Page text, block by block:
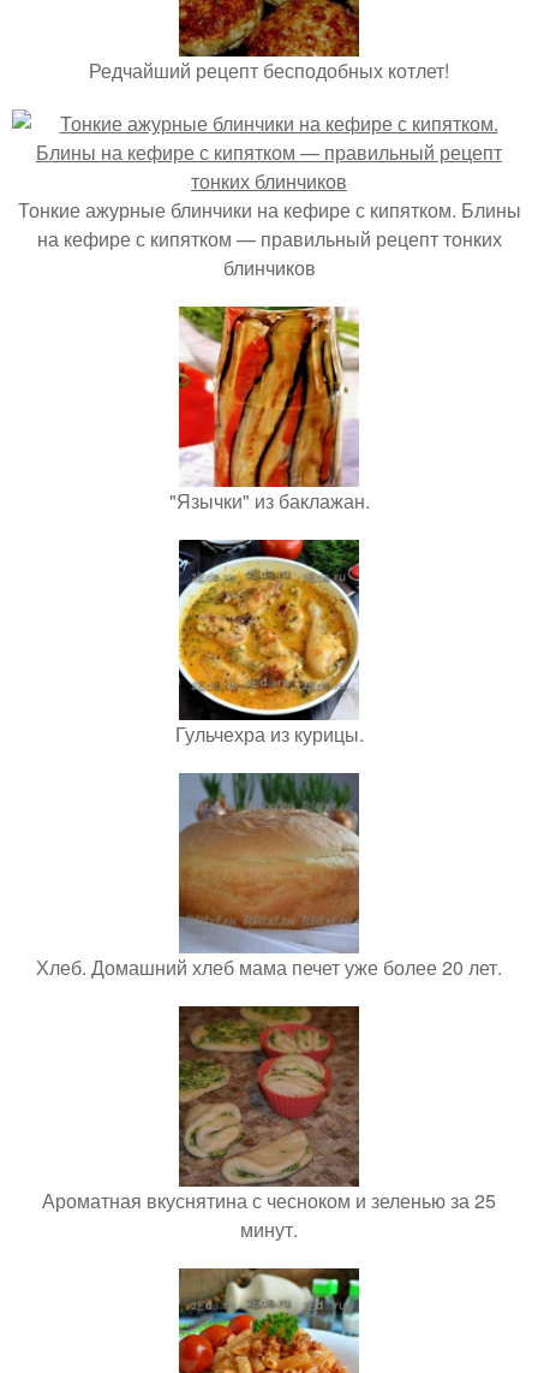
Редчайший рецепт бесподобных котлет!
Тонкие ажурные блинчики на кефире с кипятком. Блины
на кефире с кипятком — правильный рецепт тонких
блинчиков
"Язычки" из баклажан.
Гульчехра из курицы.
Хлеб. Домашний хлеб мама печет уже более 20 лет.
Ароматная вкуснятина с чесноком и зеленью за 25
минут.